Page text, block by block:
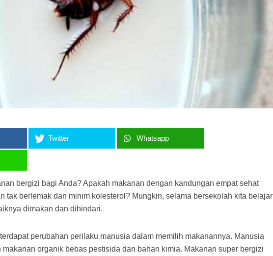
Twitter Whatsapp
bergizi bagi Anda? Apakah makanan dengan kandungan empat sehat
tak berlemak dan minim kolesterol? Mungkin, selama bersekolah kita belajar
dimakan dan dihindari.
perubahan perilaku manusia dalam memilih makanannya. Manusia
organik bebas pestisida dan bahan kimia. Makanan super bergizi